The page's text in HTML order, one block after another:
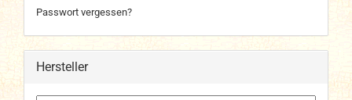
Passwort vergessen?
Hersteller